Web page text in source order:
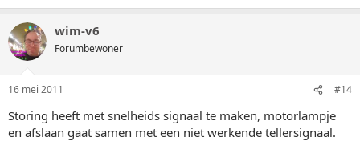
wim-v6
Forumbewoner
16 mei 2011 #14
Storing heeft met snelheids signaal te maken, motorlampje
en afslaan gaat samen met een niet werkende tellersignaal.